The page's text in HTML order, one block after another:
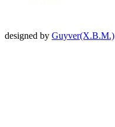
designed by Guyver(X.B.M.)